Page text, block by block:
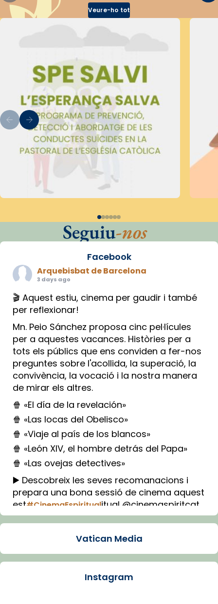
Veure-ho tot
Seguiu-nos
Facebook
Arquebisbat de Barcelona
3 days ago
🎬 Aquest estiu, cinema per gaudir i també
per reflexionar!
Mn. Peio Sánchez proposa cinc pel·lícules
per a aquestes vacances. Històries per a
tots els públics que ens conviden a fer-nos
preguntes sobre l'acollida, la superació, la
convivència, la vocació i la nostra manera
de mirar els altres.
🍿 «El día de la revelación»
🍿 «Las locas del Obelisco»
🍿 «Viaje al país de los blancos»
🍿 «León XIV, el hombre detrás del Papa»
🍿 «Las ovejas detectives»
▶️ Descobreix les seves recomanacions i
prepara una bona sessió de cinema aquest
est#CinemaEspiritualitual @cinemaspiritcat
Imatge: Generada amb IA (OpenAI)
Arquebisbat de Barcelona
Vatican Media
Instagram